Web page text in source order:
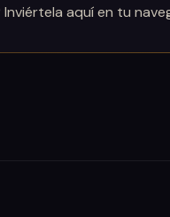
aquí en tu